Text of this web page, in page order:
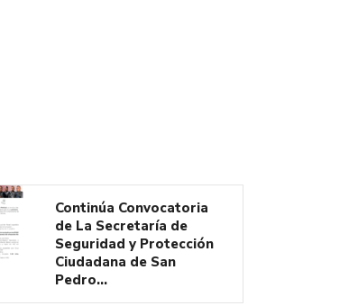
Continúa Convocatoria
de La Secretaría de
Seguridad y Protección
Ciudadana de San
Pedro…